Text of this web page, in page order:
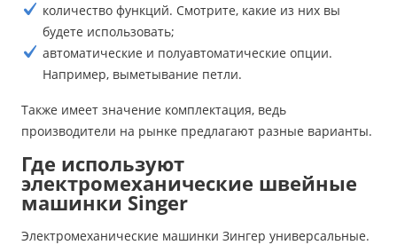
количество функций. Смотрите, какие из них вы
будете использовать;
автоматические и полуавтоматические опции.
Например, выметывание петли.
Также имеет значение комплектация, ведь
производители на рынке предлагают разные варианты.
Где используют
электромеханические швейные
машинки Singer
Электромеханические машинки Зингер универсальные.